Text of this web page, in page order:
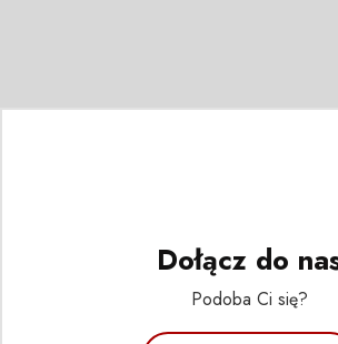
Dołącz do
Podoba Ci się?